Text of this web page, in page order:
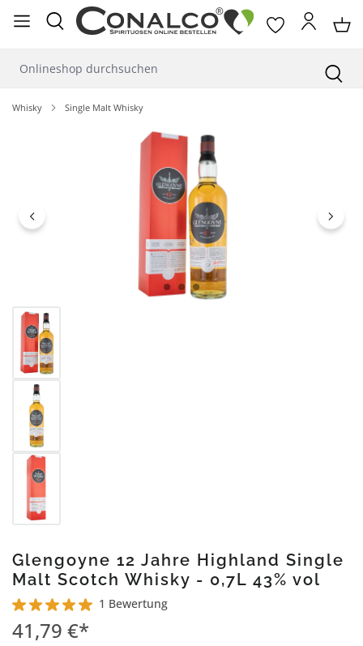
springen
Whisky Single Malt Whisky
Bildergalerie überspringen
Glengoyne 12 Jahre Highland Single
Malt Scotch Whisky - 0,7L 43% vol
Durchschnittliche Bewertung von 5 von 5 Sternen
1 Bewertung
41,79 €*